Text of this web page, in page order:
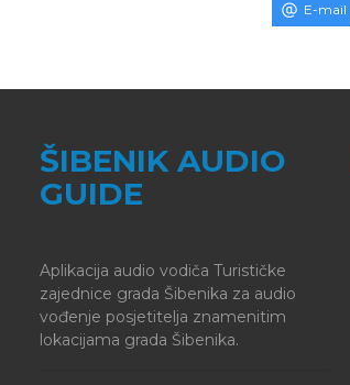
E-mail
ŠIBENIK AUDIO
GUIDE
Aplikacija audio vodiča Turističke
zajednice grada Šibenika za audio
vođenje posjetitelja znamenitim
lokacijama grada Šibenika.